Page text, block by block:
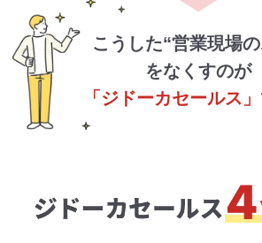
こうした“営業現場
をなくすのが
「ジドーカセールス」